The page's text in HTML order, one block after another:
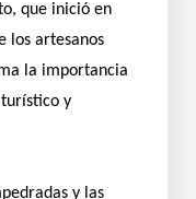
que inició en
los artesanos
la importancia
y
y las